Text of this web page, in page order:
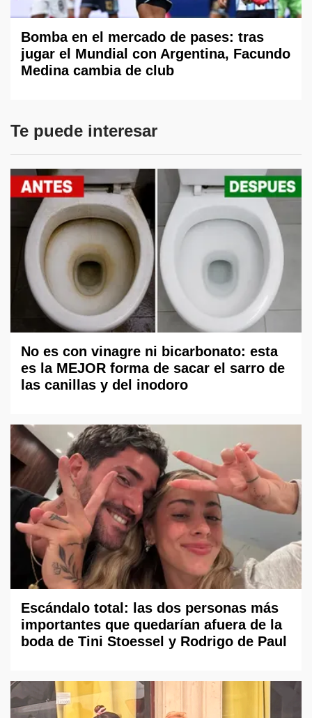
Bomba en el mercado de pases: tras
jugar el Mundial con Argentina, Facundo
Medina cambia de club
Te puede interesar
No es con vinagre ni bicarbonato: esta
es la MEJOR forma de sacar el sarro de
las canillas y del inodoro
Escándalo total: las dos personas más
importantes que quedarían afuera de la
boda de Tini Stoessel y Rodrigo de Paul